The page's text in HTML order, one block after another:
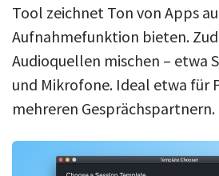
Tool zeichnet Ton von Apps
Aufnahmefunktion bieten.
Audioquellen mischen – etwa
und Mikrofone. Ideal etwa für
mehreren Gesprächspartnern.